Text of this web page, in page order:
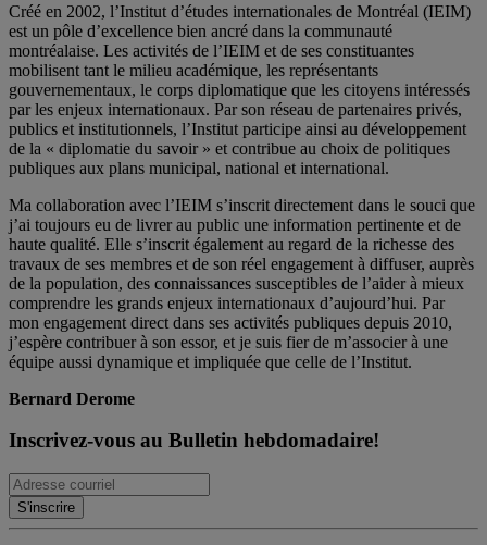
Créé en 2002, l’Institut d’études internationales de Montréal (IEIM)
est un pôle d’excellence bien ancré dans la communauté
montréalaise. Les activités de l’IEIM et de ses constituantes
mobilisent tant le milieu académique, les représentants
gouvernementaux, le corps diplomatique que les citoyens intéressés
par les enjeux internationaux. Par son réseau de partenaires privés,
publics et institutionnels, l’Institut participe ainsi au développement
de la « diplomatie du savoir » et contribue au choix de politiques
publiques aux plans municipal, national et international.
Ma collaboration avec l’IEIM s’inscrit directement dans le souci que
j’ai toujours eu de livrer au public une information pertinente et de
haute qualité. Elle s’inscrit également au regard de la richesse des
travaux de ses membres et de son réel engagement à diffuser, auprès
de la population, des connaissances susceptibles de l’aider à mieux
comprendre les grands enjeux internationaux d’aujourd’hui. Par
mon engagement direct dans ses activités publiques depuis 2010,
j’espère contribuer à son essor, et je suis fier de m’associer à une
équipe aussi dynamique et impliquée que celle de l’Institut.
Bernard Derome
Inscrivez-vous au Bulletin hebdomadaire!